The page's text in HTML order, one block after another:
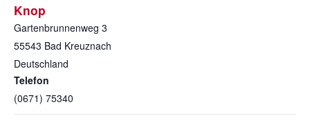
Knop
Gartenbrunnenweg 3
55543 Bad Kreuznach
Deutschland
Telefon
(0671) 75340